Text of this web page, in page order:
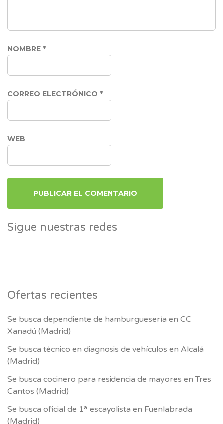
NOMBRE *
CORREO ELECTRÓNICO *
WEB
Sigue nuestras redes
Ofertas recientes
Se busca dependiente de hamburguesería en CC
Xanadú (Madrid)
Se busca técnico en diagnosis de vehículos en Alcalá
(Madrid)
Se busca cocinero para residencia de mayores en Tres
Cantos (Madrid)
Se busca oficial de 1ª escayolista en Fuenlabrada
(Madrid)